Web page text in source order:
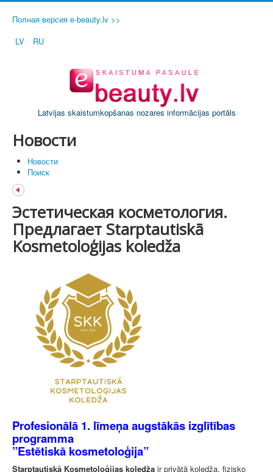
Полная версия e-beauty.lv >>
LV
RU
Latvijas skaistumkopšanas nozares informācijas portāls
Новости
Новости
Поиск
Эстетическая косметология.
Предлагает Starptautiskā
Kosmetoloģijas koledža
Profesionālā 1. līmeņa augstākās izglītības
programma
”Estētiskā kosmetoloģija”
Starptautiskā Kosmetoloģijas koledža ir privātā koledža, fizisko